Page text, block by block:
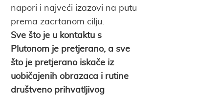
napori i najveći izazovi na putu
prema zacrtanom cilju.
Sve što je u kontaktu s
Plutonom je pretjerano, a sve
što je pretjerano iskače iz
uobičajenih obrazaca i rutine
društveno prihvatljivog